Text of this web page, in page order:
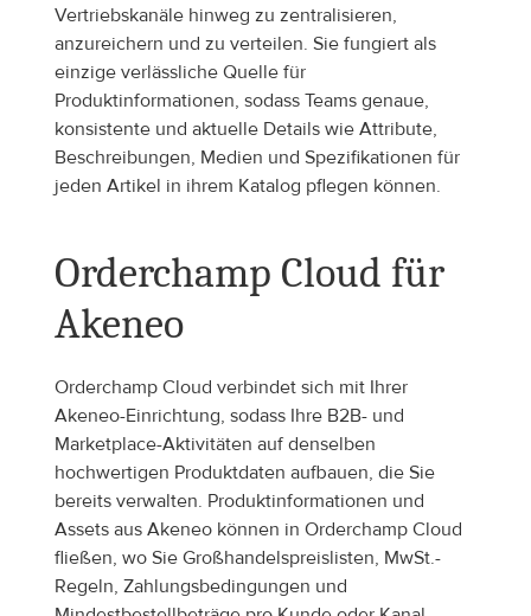
Vertriebskanäle hinweg zu zentralisieren,
anzureichern und zu verteilen. Sie fungiert als
einzige verlässliche Quelle für
Produktinformationen, sodass Teams genaue,
konsistente und aktuelle Details wie Attribute,
Beschreibungen, Medien und Spezifikationen für
jeden Artikel in ihrem Katalog pflegen können.
Orderchamp Cloud für
Akeneo
Orderchamp Cloud verbindet sich mit Ihrer
Akeneo-Einrichtung, sodass Ihre B2B- und
Marketplace-Aktivitäten auf denselben
hochwertigen Produktdaten aufbauen, die Sie
bereits verwalten. Produktinformationen und
Assets aus Akeneo können in Orderchamp Cloud
fließen, wo Sie Großhandelspreislisten, MwSt.-
Regeln, Zahlungsbedingungen und